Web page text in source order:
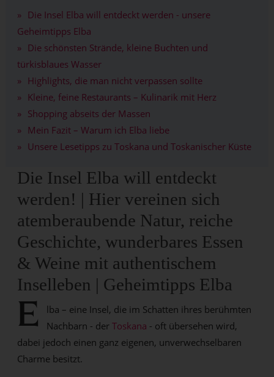
Die Insel Elba will entdeckt werden - unsere
Geheimtipps Elba
Die schönsten Strände, kleine Buchten und
türkisblaues Wasser
Highlights, die man nicht verpassen sollte
Kleine, feine Restaurants – Kulinarik mit Herz
Shopping abseits der Massen
Mein Fazit – Warum ich Elba liebe
Unsere Lesetipps zu Toskana und Toskanischer Küste
Die Insel Elba will entdeckt
werden! | Hier vereinen sich
atemberaubende Natur, reiche
Geschichte, wunderbares Essen
& Weine mit authentischem
Inselleben | Geheimtipps Elba
E
lba – eine Insel, die im Schatten ihres berühmten
Nachbarn - derToskana - oft übersehen wird,
dabei jedoch einen ganz eigenen, unverwechselbaren
Charme besitzt.